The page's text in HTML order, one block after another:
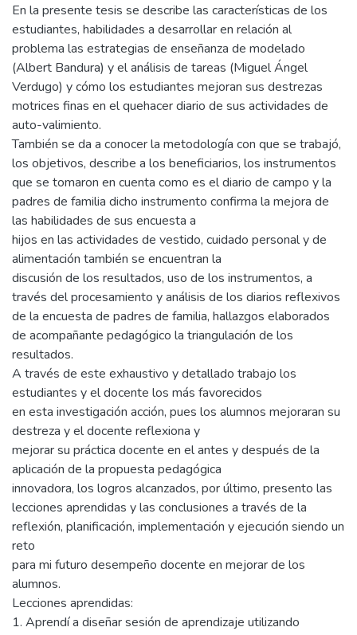
En la presente tesis se describe las características de los
estudiantes, habilidades a desarrollar en relación al
problema las estrategias de enseñanza de modelado
(Albert Bandura) y el análisis de tareas (Miguel Ángel
Verdugo) y cómo los estudiantes mejoran sus destrezas
motrices finas en el quehacer diario de sus actividades de
auto-valimiento.
También se da a conocer la metodología con que se trabajó,
los objetivos, describe a los beneficiarios, los instrumentos
que se tomaron en cuenta como es el diario de campo y la
padres de familia dicho instrumento confirma la mejora de
las habilidades de sus encuesta a
hijos en las actividades de vestido, cuidado personal y de
alimentación también se encuentran la
discusión de los resultados, uso de los instrumentos, a
través del procesamiento y análisis de los diarios reflexivos
de la encuesta de padres de familia, hallazgos elaborados
de acompañante pedagógico la triangulación de los
resultados.
A través de este exhaustivo y detallado trabajo los
estudiantes y el docente los más favorecidos
en esta investigación acción, pues los alumnos mejoraran su
destreza y el docente reflexiona y
mejorar su práctica docente en el antes y después de la
aplicación de la propuesta pedagógica
innovadora, los logros alcanzados, por último, presento las
lecciones aprendidas y las conclusiones a través de la
reflexión, planificación, implementación y ejecución siendo un
reto
para mi futuro desempeño docente en mejorar de los
alumnos.
Lecciones aprendidas:
1. Aprendí a diseñar sesión de aprendizaje utilizando